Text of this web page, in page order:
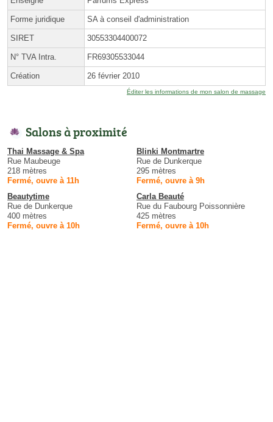
Forme juridique SA à conseil d'administration
SIRET 30553304400072
N° TVA Intra. FR69305533044
Création 26 février 2010
Éditer les informations de mon salon de massage
Salons à proximité
Thai Massage & Spa
Rue Maubeuge
218 mètres
Fermé, ouvre à 11h
Blinki Montmartre
Rue de Dunkerque
295 mètres
Fermé, ouvre à 9h
Beautytime
Rue de Dunkerque
400 mètres
Fermé, ouvre à 10h
Carla Beauté
Rue du Faubourg Poissonnière
425 mètres
Fermé, ouvre à 10h